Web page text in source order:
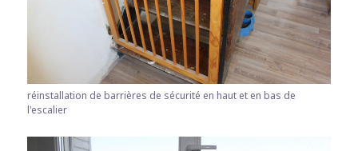
réinstallation de barrières de sécurité en haut et en bas de
l'escalier